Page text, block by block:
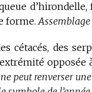
forme.Assemblage
cétacés, des
opposée
peut renverser